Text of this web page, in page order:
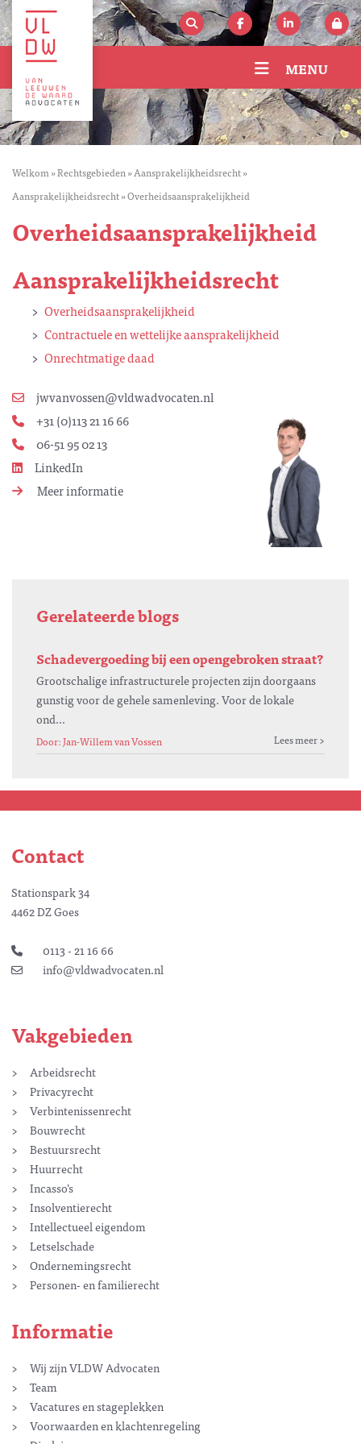
MENU
Welkom»Rechtsgebieden»Aansprakelijkheidsrecht»
Aansprakelijkheidsrecht»Overheidsaansprakelijkheid
Overheidsaansprakelijkheid
Aansprakelijkheidsrecht
Overheidsaansprakelijkheid
Contractuele en wettelijke aansprakelijkheid
Onrechtmatige daad
jwvanvossen@vldwadvocaten.nl
+31 (0)113 21 16 66
06-51 95 02 13
LinkedIn
Meer informatie
Gerelateerde blogs
Schadevergoeding bij een opengebroken straat?
Grootschalige infrastructurele projecten zijn doorgaans
gunstig voor de gehele samenleving. Voor de lokale
ond...
Door: Jan-Willem van Vossen Lees meer
Contact
Stationspark 34
4462 DZ Goes
0113 - 21 16 66
info@vldwadvocaten.nl
Vakgebieden
Arbeidsrecht
Privacyrecht
Verbintenissenrecht
Bouwrecht
Bestuursrecht
Huurrecht
Incasso’s
Insolventierecht
Intellectueel eigendom
Letselschade
Ondernemingsrecht
Personen- en familierecht
Informatie
Wij zijn VLDW Advocaten
Team
Vacatures en stageplekken
Voorwaarden en klachtenregeling